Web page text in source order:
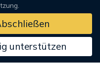
unterstützen